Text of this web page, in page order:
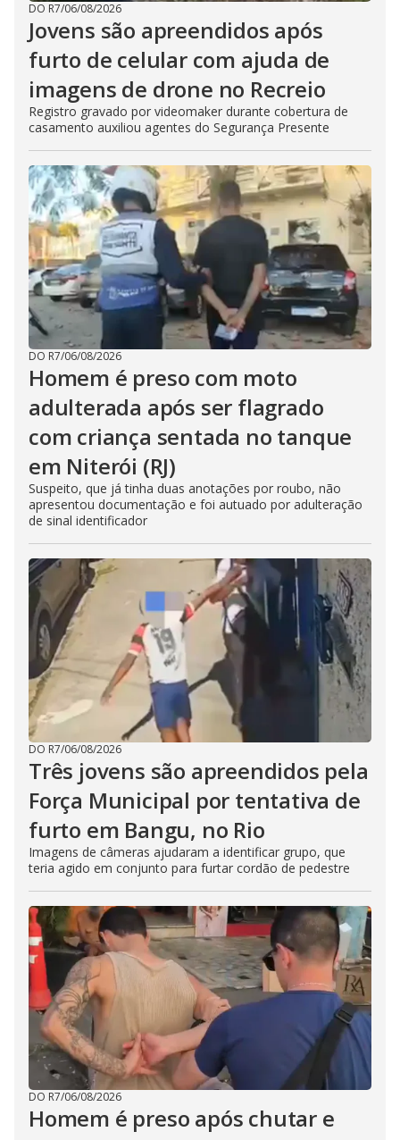
DO R7/06/08/2026
Jovens são apreendidos após
furto de celular com ajuda de
imagens de drone no Recreio
Registro gravado por videomaker durante cobertura de
casamento auxiliou agentes do Segurança Presente
DO R7/06/08/2026
Homem é preso com moto
adulterada após ser flagrado
com criança sentada no tanque
em Niterói (RJ)
Suspeito, que já tinha duas anotações por roubo, não
apresentou documentação e foi autuado por adulteração
de sinal identificador
DO R7/06/08/2026
Três jovens são apreendidos pela
Força Municipal por tentativa de
furto em Bangu, no Rio
Imagens de câmeras ajudaram a identificar grupo, que
teria agido em conjunto para furtar cordão de pedestre
DO R7/06/08/2026
Homem é preso após chutar e